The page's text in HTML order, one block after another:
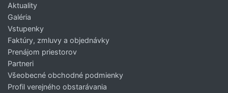
Aktuality
Galéria
Vstupenky
Faktúry, zmluvy a objednávky
Prenájom priestorov
Partneri
Všeobecné obchodné podmienky
Profil verejného obstarávania